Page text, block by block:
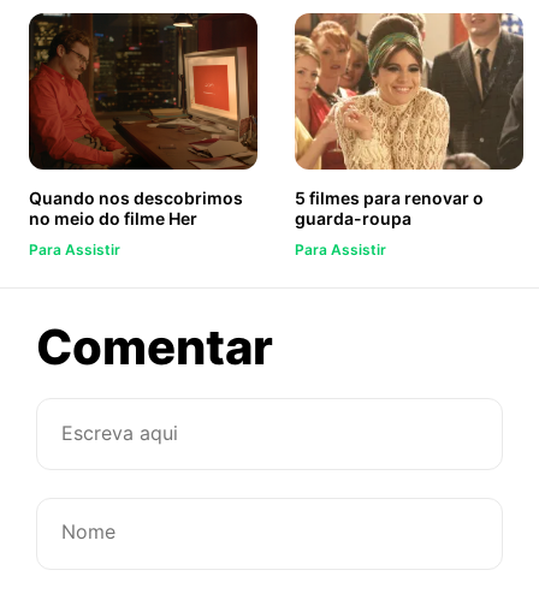
Quando nos descobrimos
no meio do filme Her
Para Assistir
5 filmes para renovar o
guarda-roupa
Para Assistir
Comentarsobre